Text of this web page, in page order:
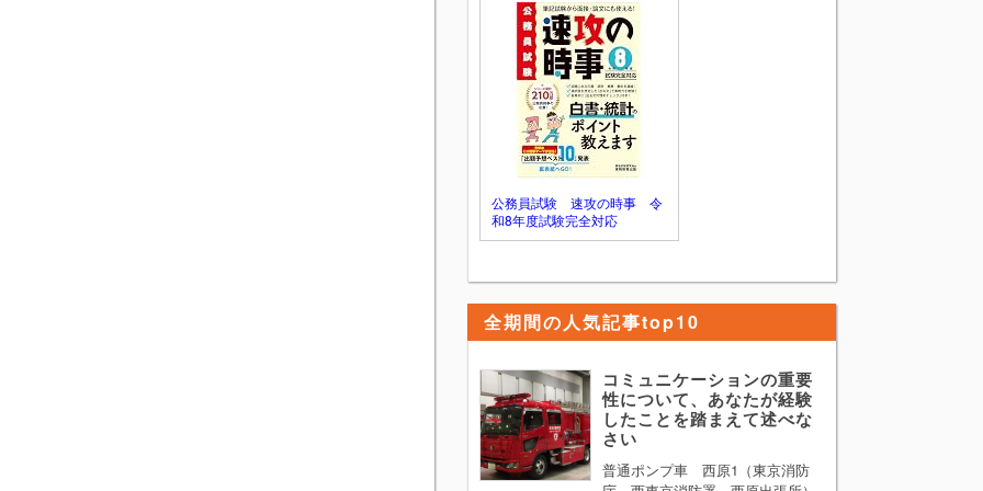
す。ただ、普通の学生生活を送ってきた中
で最も困難な経験といわれてもそれに見合
うようなものはないと考えてしまう方が多
いかと思います。 そのような方は 「最も
困難な経験」 を 「思い通りにいかなかっ
た経験」 と単純に置き換えて考えてみる
ことをお勧めします。そして、思い通りに
いかなかった際にどのように行動し、どの
ようなことを学んだのか多少盛ってでも構
わないのでPRすれば論題に答えることがで
きます。
公務員試験 速攻の時事 令
和8年度試験完全対応
全期間の人気記事top10
コミュニケーションの重要
性について、あなたが経験
したことを踏まえて述べな
さい
普通ポンプ車 西原1（東京消防